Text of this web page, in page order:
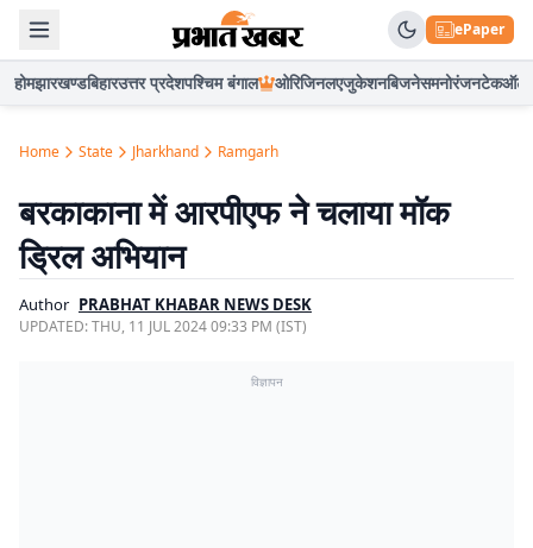
ePaper
होमझारखण्डबिहारउत्तर प्रदेशपश्चिम बंगाल ओरिजिनलएजुकेशनबिजनेसमनोरंजनटेकऑटो
Home State Jharkhand Ramgarh
बरकाकाना में आरपीएफ ने चलाया मॉक
ड्रिल अभियान
Author PRABHAT KHABAR NEWS DESK
UPDATED:THU, 11 JUL 2024 09:33 PM (IST)
विज्ञापन